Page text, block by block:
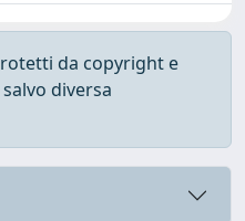
da copyright e
diversa